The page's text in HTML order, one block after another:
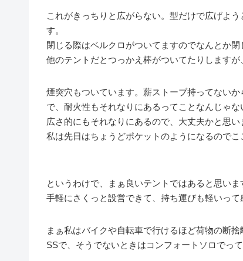
これがきっちりと広がらない。型だけで広げよ
す。
閉じる際はベルクロがついてますのでなんとか閉
他のテントだとつっかえ棒がついてたりします
煙突穴もついています。薪ストーブ持ってない
で、耐火性もそれなりにあるってことなんじゃな
広さ的にもそれなりにあるので、大丈夫かと思い
私は先日はちょうどポケットのようになるので
というわけで、まぁ良いテントではあると思いま
手軽にさくっと設営できて、持ち運びも軽いって
まぁ私はバイクや自転車で行けるほど荷物の断
SSで、そうでないときはコンフォートソロでっ